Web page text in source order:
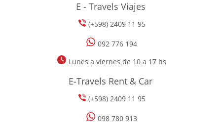
E - Travels Viajes
(+598) 2409 11 95
092 776 194
Lunes a viernes de 10 a 17 hs
E-Travels Rent & Car
(+598) 2409 11 95
098 780 913